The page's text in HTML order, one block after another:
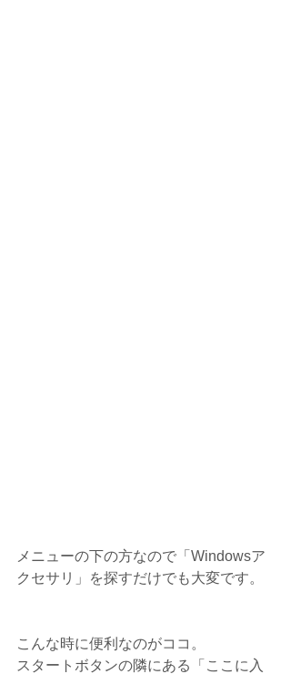
メニューの下の方なので「Windowsア
クセサリ」を探すだけでも大変です。
こんな時に便利なのがココ。
スタートボタンの隣にある「ここに入